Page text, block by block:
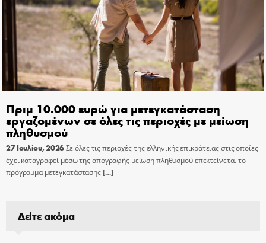
Πριμ 10.000 ευρώ για μετεγκατάσταση
εργαζομένων σε όλες τις περιοχές με μείωση
πληθυσμού
27 Ιουλίου, 2026Σε όλες τις περιοχές της ελληνικής επικράτειας στις οποίες
έχει καταγραφεί μέσω της απογραφής μείωση πληθυσμού επεκτείνεται το
πρόγραμμα μετεγκατάστασης[…]
Δείτε ακόμα